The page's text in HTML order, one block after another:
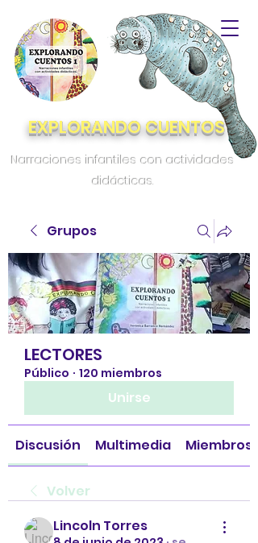
EXPLORANDO CUENTOS
Narraciones infantiles con actividades
didácticas.
Grupos
LECTORES
Público · 120 miembros
Unirse
Discusión Multimedia Miembros
Volver
Lincoln Torres